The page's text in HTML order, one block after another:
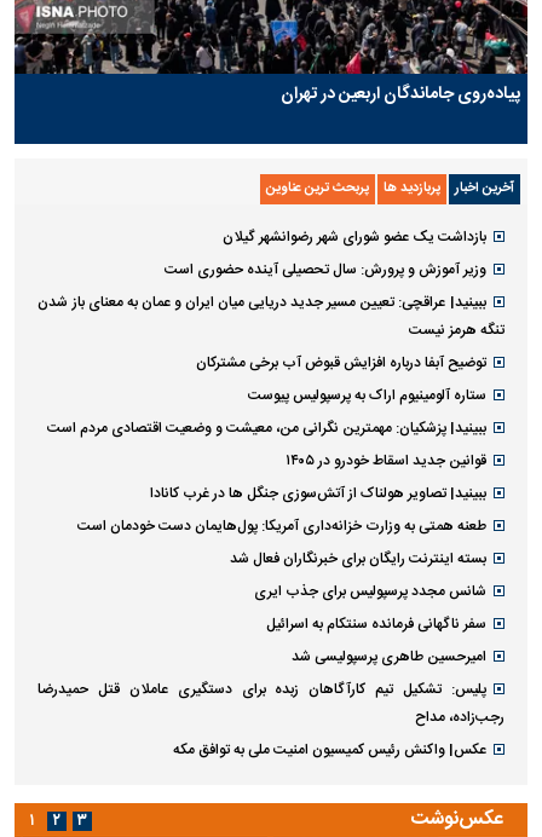
پیاده‌روی جاماندگان اربعین در تهران
آخرین اخبار پربازدید ها پربحث ترین عناوین
بازداشت یک عضو شورای شهر رضوانشهر گیلان
وزیر آموزش و پرورش: سال تحصیلی آینده حضوری است
ببینید| عراقچی: تعیین مسیر جدید دریایی میان ایران و عمان به معنای باز شدن
تنگه هرمز نیست
توضیح آبفا درباره افزایش قبوض آب برخی مشترکان
ستاره آلومینیوم اراک به پرسپولیس پیوست
ببینید| پزشکیان: مهمترین نگرانی من، معیشت و وضعیت اقتصادی مردم است
قوانین جدید اسقاط خودرو در ۱۴۰۵
ببینید| تصاویر هولناک از آتش‌سوزی جنگل ها در غرب کانادا
طعنه همتی به وزارت خزانه‌داری آمریکا: پول‌هایمان دست خودمان است
بسته اینترنت رایگان برای خبرنگاران فعال شد
شانس مجدد پرسپولیس برای جذب ایری
سفر ناگهانی فرمانده سنتکام به اسرائیل
امیرحسین طاهری پرسپولیسی شد
پلیس: تشکیل تیم کارآگاهان زبده برای دستگیری عاملان قتل حمیدرضا
رجب‌زاده، مداح
عکس| واکنش رئیس کمیسیون امنیت ملی به توافق مکه
عکس‌نوشت ۱ ۲ ۳